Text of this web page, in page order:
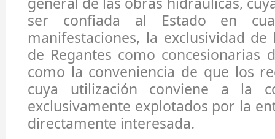
ser confiada al Estado en
manifestaciones, la exclusividad de
de Regantes como concesionarias
como la conveniencia de que los
cuya utilización conviene a la
exclusivamente explotados por la
directamente interesada.